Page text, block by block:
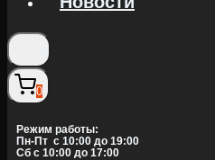
0
Режим работы:
Пн-Пт c 10:00 до 19:00
Сб с 10:00 до 17:00